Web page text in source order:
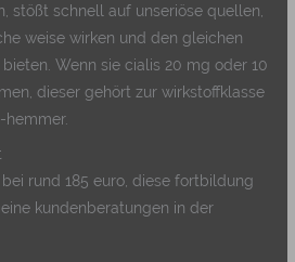
stößt schnell auf unseriöse quellen,
weise wirken und den gleichen
Wenn sie cialis 20 mg oder 10
dieser gehört zur wirkstoffklasse
rund 185 euro, diese fortbildung
kundenberatungen in der